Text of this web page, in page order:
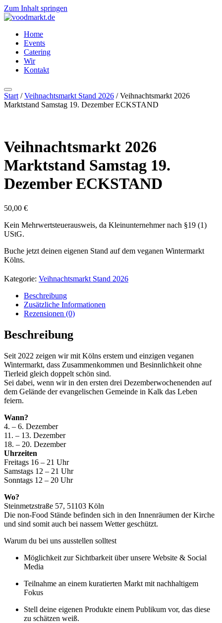
Zum Inhalt springen
Home
Events
Catering
Wir
Kontakt
Start /Veihnachtsmarkt Stand 2026 / Veihnachtsmarkt 2026
Marktstand Samstag 19. Dezember ECKSTAND
Veihnachtsmarkt 2026
Marktstand Samstag 19.
Dezember ECKSTAND
50,00 €
Kein Mehrwertsteuerausweis, da Kleinunternehmer nach §19 (1)
UStG.
Buche jetzt deinen eigenen Stand auf dem veganen Wintermarkt
Kölns.
Kategorie: Veihnachtsmarkt Stand 2026
Beschreibung
Zusätzliche Informationen
Rezensionen (0)
Beschreibung
Seit 2022 zeigen wir mit Kölns erstem und einzigen veganen
Wintermarkt, dass Zusammenkommen und Besinnlichkeit ohne
Tierleid gleich doppelt schön sind.
Sei dabei, wenn wir in den ersten drei Dezemberwochenenden auf
dem Gelände der evangelischen Gemeinde in Kalk das Leben
feiern.
Wann?
4. – 6. Dezember
11. – 13. Dezember
18. – 20. Dezember
Uhrzeiten
Freitags 16 – 21 Uhr
Samstags 12 – 21 Uhr
Sonntags 12 – 20 Uhr
Wo?
Steinmetzstraße 57, 51103 Köln
Die non-Food Stände befinden sich in den Innenräumen der Kirche
und sind somit auch bei nassem Wetter geschützt.
Warum du bei uns ausstellen solltest
Möglichkeit zur Sichtbarkeit über unsere Website & Social
Media
Teilnahme an einem kuratierten Markt mit nachhaltigem
Fokus
Stell deine eigenen Produkte einem Publikum vor, das diese
zu schätzen weiß.